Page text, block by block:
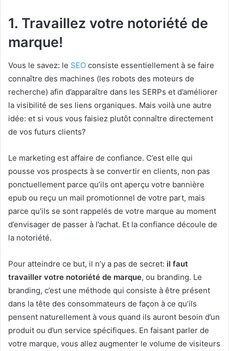
1. Travaillez votre notoriété de
marque!
Vous le savez: le SEO consiste essentiellement à se faire
connaître des machines (les robots des moteurs de
recherche) afin d’apparaître dans les SERPs et d’améliorer
la visibilité de ses liens organiques. Mais voilà une autre
idée: et si vous vous faisiez plutôt connaître directement
de vos futurs clients?
Le marketing est affaire de confiance. C’est elle qui
pousse vos prospects à se convertir en clients, non pas
ponctuellement parce qu’ils ont aperçu votre bannière
epub ou reçu un mail promotionnel de votre part, mais
parce qu’ils se sont rappelés de votre marque au moment
d’envisager de passer à l’achat. Et la confiance découle de
la notoriété.
Pour atteindre ce but, il n’y a pas de secret: il faut
travailler votre notoriété de marque, ou branding. Le
branding, c’est une méthode qui consiste à être présent
dans la tête des consommateurs de façon à ce qu’ils
pensent naturellement à vous quand ils auront besoin d’un
produit ou d’un service spécifiques. En faisant parler de
votre marque, vous allez augmenter le volume de visiteurs